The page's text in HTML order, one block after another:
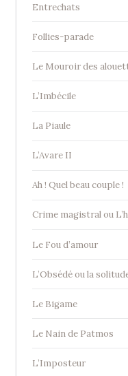
Entrechats
Follies-parade
Le Mouroir des
L’Imbécile
La Piaule
L’Avare II
Ah ! Quel beau couple !
Crime magistral ou
Le Fou d’amour
L’Obsédé ou la
Le Bigame
Le Nain de Patmos
L’Imposteur